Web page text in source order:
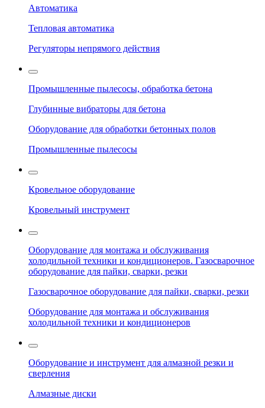
Автоматика
Тепловая автоматика
Регуляторы непрямого действия
Промышленные пылесосы, обработка бетона
Глубинные вибраторы для бетона
Оборудование для обработки бетонных полов
Промышленные пылесосы
Кровельное оборудование
Кровельный инструмент
Оборудование для монтажа и обслуживания
холодильной техники и кондиционеров. Газосварочное
оборудование для пайки, сварки, резки
Газосварочное оборудование для пайки, сварки, резки
Оборудование для монтажа и обслуживания
холодильной техники и кондиционеров
Оборудование и инструмент для алмазной резки и
сверления
Алмазные диски